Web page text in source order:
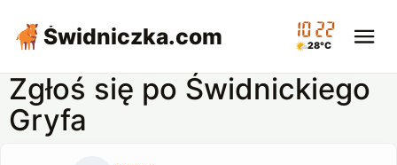
Świdniczka.com 10:22
28°C
Zgłoś się po Świdnickiego
Gryfa